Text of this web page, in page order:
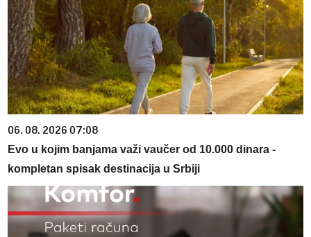
06. 08. 2026 07:08
Evo u kojim banjama važi vaučer od 10.000 dinara -
kompletan spisak destinacija u Srbiji